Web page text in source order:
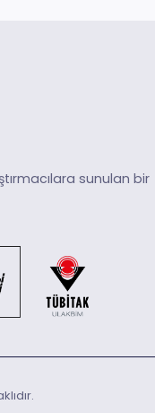
sunulan bir